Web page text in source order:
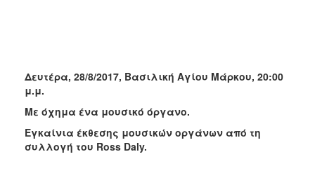
Δευτέρα, 28/8/2017, Βασιλική Αγίου Μάρκου, 20:00
μ.μ.
Με όχημα ένα μουσικό όργανο.
Εγκαίνια έκθεσης μουσικών οργάνων από τη
συλλογή του Ross Daly.